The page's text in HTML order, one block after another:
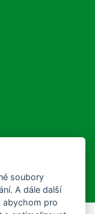
soubory
A dále další
abychom pro